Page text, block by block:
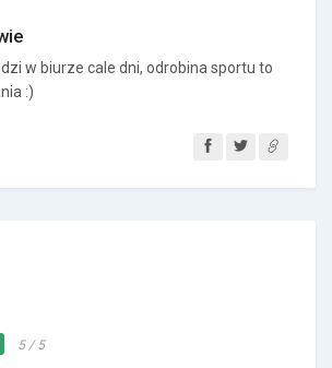
w biurze cale dni, odrobina sportu to
:)
5 / 5